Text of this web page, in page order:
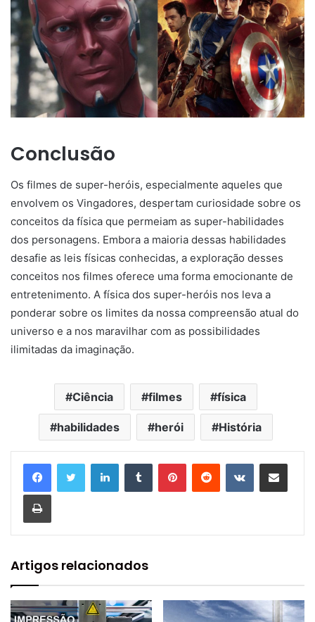
Conclusão
Os filmes de super-heróis, especialmente aqueles que
envolvem os Vingadores, despertam curiosidade sobre os
conceitos da física que permeiam as super-habilidades
dos personagens. Embora a maioria dessas habilidades
desafie as leis físicas conhecidas, a exploração desses
conceitos nos filmes oferece uma forma emocionante de
entretenimento. A física dos super-heróis nos leva a
ponderar sobre os limites da nossa compreensão atual do
universo e a nos maravilhar com as possibilidades
ilimitadas da imaginação.
Ciência filmes física
habilidades herói História
Artigos relacionados